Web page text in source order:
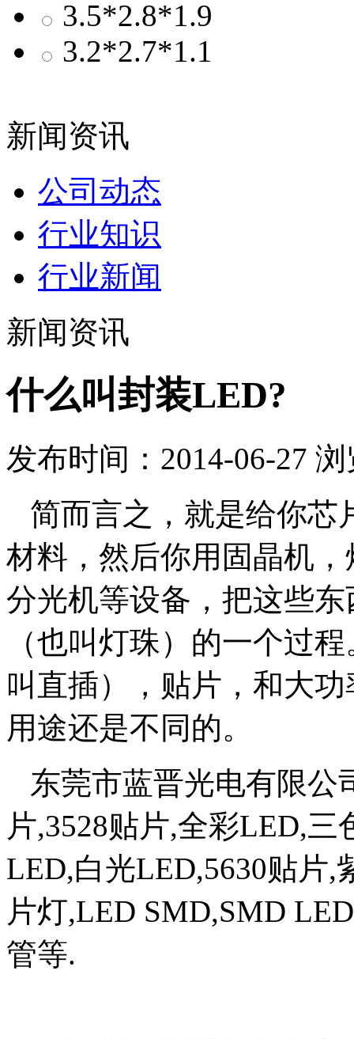
3.5*2.8*1.9
3.2*2.7*1.1
新闻资讯
公司动态
行业知识
行业新闻
新闻资讯
什么叫封装LED?
发布时间：2014-06-27
简而言之，就是给你芯
材料，然后你用固晶机
分光机等设备，把这些
（也叫灯珠）的一个过程
叫直插），贴片，和大
用途还是不同的。
东莞市蓝晋光电有限公
片,3528贴片,全彩LED,三
LED,白光LED,5630贴片
片灯,LED SMD,SMD
管等.